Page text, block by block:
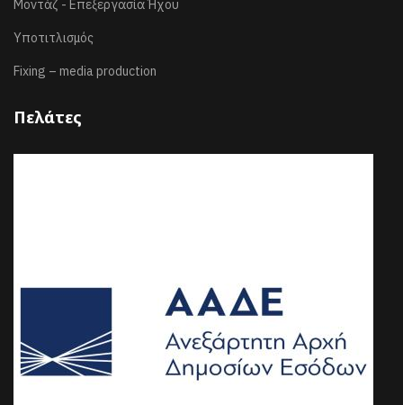
Μοντάζ - Επεξεργασία Ήχου
Υποτιτλισμός
Fixing – media production
Πελάτες